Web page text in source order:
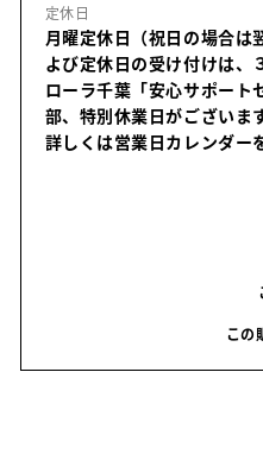
定休日
月曜定休日（祝日の場合
よび定休日の受け付けは、
ローラ千葉「安心サポート
部、特別休業日がございます
詳しくは営業日カレンダー
この